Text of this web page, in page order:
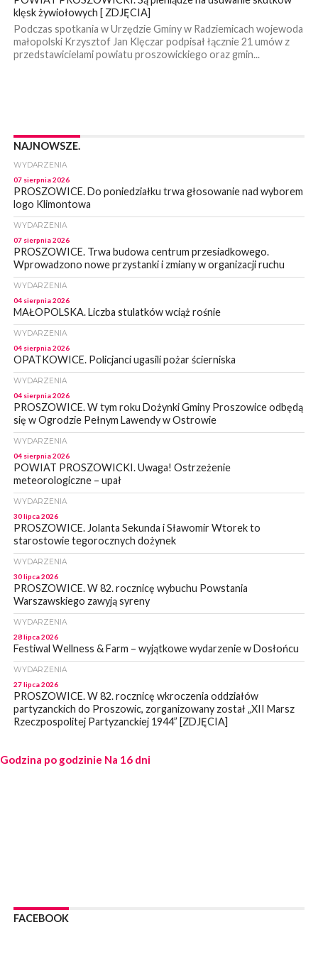
klęsk żywiołowych [ ZDJĘCIA]
Podczas spotkania w Urzędzie Gminy w Radziemicach wojewoda
małopolski Krzysztof Jan Klęczar podpisał łącznie 21 umów z
przedstawicielami powiatu proszowickiego oraz gmin...
NAJNOWSZE.
WYDARZENIA
07 sierpnia 2026
PROSZOWICE. Do poniedziałku trwa głosowanie nad wyborem
logo Klimontowa
WYDARZENIA
07 sierpnia 2026
PROSZOWICE. Trwa budowa centrum przesiadkowego.
Wprowadzono nowe przystanki i zmiany w organizacji ruchu
WYDARZENIA
04 sierpnia 2026
MAŁOPOLSKA. Liczba stulatków wciąż rośnie
WYDARZENIA
04 sierpnia 2026
OPATKOWICE. Policjanci ugasili pożar ścierniska
WYDARZENIA
04 sierpnia 2026
PROSZOWICE. W tym roku Dożynki Gminy Proszowice odbędą
się w Ogrodzie Pełnym Lawendy w Ostrowie
WYDARZENIA
04 sierpnia 2026
POWIAT PROSZOWICKI. Uwaga! Ostrzeżenie
meteorologiczne – upał
WYDARZENIA
30 lipca 2026
PROSZOWICE. Jolanta Sekunda i Sławomir Wtorek to
starostowie tegorocznych dożynek
WYDARZENIA
30 lipca 2026
PROSZOWICE. W 82. rocznicę wybuchu Powstania
Warszawskiego zawyją syreny
WYDARZENIA
28 lipca 2026
Festiwal Wellness & Farm – wyjątkowe wydarzenie w Dosłońcu
WYDARZENIA
27 lipca 2026
PROSZOWICE. W 82. rocznicę wkroczenia oddziałów
partyzanckich do Proszowic, zorganizowany został „XII Marsz
Rzeczpospolitej Partyzanckiej 1944” [ZDJĘCIA]
27 lipca 2026
PROSZOWICE. Po burzy uszkodzone słupy enegeryczne.
WYDARZENIA
Godzina po godzinie Na 16 dni
FACEBOOK